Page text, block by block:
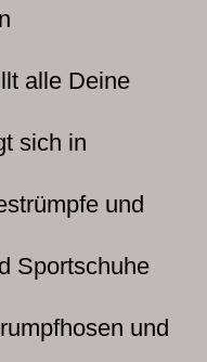
alle Deine
sich in
und
Sportschuhe
und